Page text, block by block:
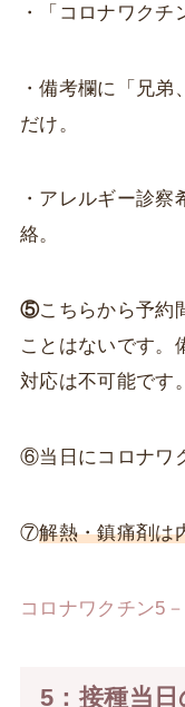
・「コロナワクチ
・備考欄に「兄
だけ。
・アレルギー診
絡。
⑤こちらから予約
ことはないです。
対応は不可能です。
⑥当日にコロナワ
⑦解熱・鎮痛剤は
コロナワクチン5
5：接種当